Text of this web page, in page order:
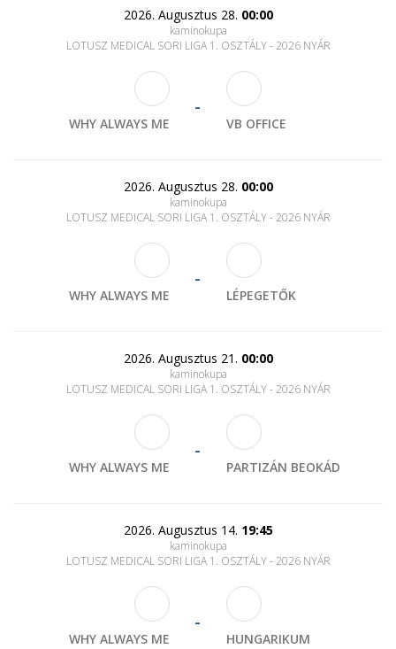
2026. Augusztus 28. 00:00
kaminokupa
LOTUSZ MEDICAL SORI LIGA 1. OSZTÁLY - 2026 NYÁR
WHY ALWAYS ME
-
VB OFFICE
2026. Augusztus 28. 00:00
kaminokupa
LOTUSZ MEDICAL SORI LIGA 1. OSZTÁLY - 2026 NYÁR
WHY ALWAYS ME
-
LÉPEGETŐK
2026. Augusztus 21. 00:00
kaminokupa
LOTUSZ MEDICAL SORI LIGA 1. OSZTÁLY - 2026 NYÁR
WHY ALWAYS ME
-
PARTIZÁN BEOKÁD
2026. Augusztus 14. 19:45
kaminokupa
LOTUSZ MEDICAL SORI LIGA 1. OSZTÁLY - 2026 NYÁR
WHY ALWAYS ME
-
HUNGARIKUM